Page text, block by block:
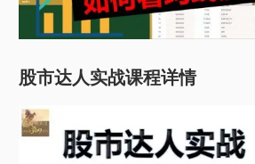
股市达人实战课程详情